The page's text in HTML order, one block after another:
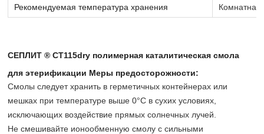
Рекомендуемая температура хранения Комнатная
СЕПЛИТ ® CT115dry полимерная каталитическая смола
для этерификации Меры предосторожности:
Смолы следует хранить в герметичных контейнерах или
мешках при температуре выше 0°C в сухих условиях,
исключающих воздействие прямых солнечных лучей.
Не смешивайте ионообменную смолу с сильными